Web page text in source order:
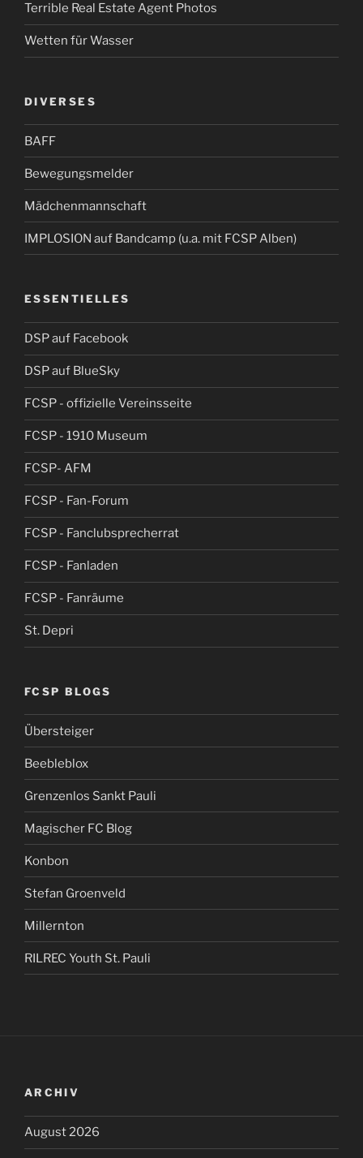
Terrible Real Estate Agent Photos
Wetten für Wasser
DIVERSES
BAFF
Bewegungsmelder
Mädchenmannschaft
IMPLOSION auf Bandcamp (u.a. mit FCSP Alben)
ESSENTIELLES
DSP auf Facebook
DSP auf BlueSky
FCSP - offizielle Vereinsseite
FCSP - 1910 Museum
FCSP- AFM
FCSP - Fan-Forum
FCSP - Fanclubsprecherrat
FCSP - Fanladen
FCSP - Fanräume
St. Depri
FCSP BLOGS
Übersteiger
Beebleblox
Grenzenlos Sankt Pauli
Magischer FC Blog
Konbon
Stefan Groenveld
Millernton
RILREC Youth St. Pauli
ARCHIV
August 2026